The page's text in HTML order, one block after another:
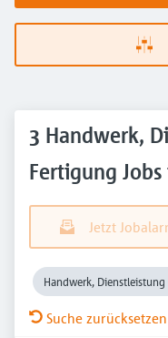
3 Handwerk,
Fertigung
Jetzt
Handwerk,
Suche zurücksetzen